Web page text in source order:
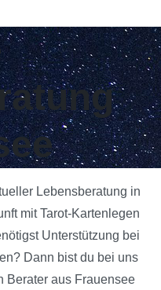
Lebensberatung in
mit Tarot-Kartenlegen
Unterstützung bei
Dann bist du bei uns
Berater aus Frauensee